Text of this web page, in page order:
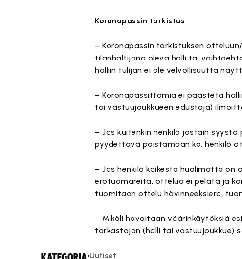
Koronapassin tarkistus
– Koronapassin tarkistuksen
tilanhaltijana oleva halli tai
halliin tulijan ei ole velvollisuutta
– Koronapassittomia ei päästetä
tai vastuujoukkueen edustaja)
– Jos kuitenkin henkilö jostain
pyydettävä poistamaan ko. henkilö
– Jos henkilö kaikesta huolimatta
erotuomareita, ottelua ei pelata ja
tuomitaan ottelu hävinneeksiero,
– Mikäli havaitaan väärinkäytöksiä
tarkastajan (halli tai vastuujoukkue)
Uutiset